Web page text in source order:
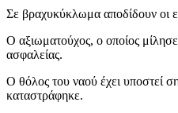
Σε βραχυκύκλωμα αποδίδουν οι
Ο αξιωματούχος, ο οποίος
ασφαλείας.
Ο θόλος του ναού έχει υποστεί
καταστράφηκε.